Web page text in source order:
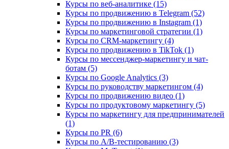
Курсы по веб-аналитике (15)
Курсы по продвижению в Telegram (52)
Курсы по продвижению в Instagram (1)
Курсы по маркетинговой стратегии (1)
Курсы по CRM-маркетингу (4)
Курсы по продвижению в TikTok (1)
Курсы по мессенджер-маркетингу и чат-
ботам (5)
Курсы по Google Analytics (3)
Курсы по руководству маркетингом (4)
Курсы по продвижению видео (1)
Курсы по продуктовому маркетингу (5)
Курсы по маркетингу для предпринимателей
(1)
Курсы по PR (6)
Курсы по A/B-тестированию (3)